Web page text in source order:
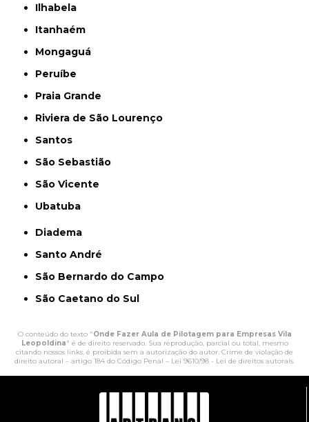
Ilhabela
Itanhaém
Mongaguá
Peruíbe
Praia Grande
Riviera de São Lourenço
Santos
São Sebastião
São Vicente
Ubatuba
Diadema
Santo André
São Bernardo do Campo
São Caetano do Sul
O conteúdo do texto "Onde Fazer Aula de Pilotagem para Empresas Vila
Leopoldina" é de direito reservado. Sua reprodução, parcial ou total, mesmo
citando nossos links, é proibida sem a autorização do autor. Crime de violação de
direito autoral – artigo 184 do Código Penal – Lei 9610/98 - Lei de direitos autorais.